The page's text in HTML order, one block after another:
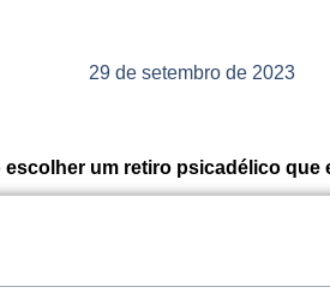
29 de setembro de 2023
escolher um retiro psicadélico